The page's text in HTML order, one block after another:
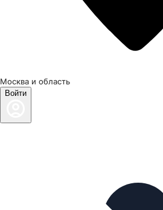
Москва и область
Войти